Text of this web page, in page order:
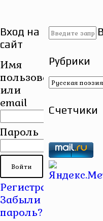
Вход на
сайт
Имя
пользователя
или
email
Пароль
Регистрация
Забыли
пароль?
Рубрики
Рубрики
Счетчики